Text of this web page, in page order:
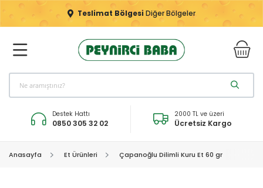
Teslimat Bölgesi Diğer Bölgeler
Destek Hattı
0850 305 32 02
2000 TL ve üzeri
Ücretsiz Kargo
Anasayfa Et Ürünleri Çapanoğlu Dilimli Kuru Et 60 gr